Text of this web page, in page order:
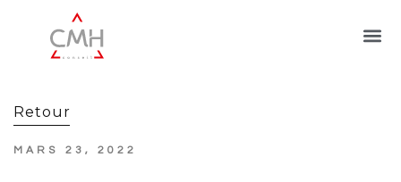
Retour
MARS 23, 2022